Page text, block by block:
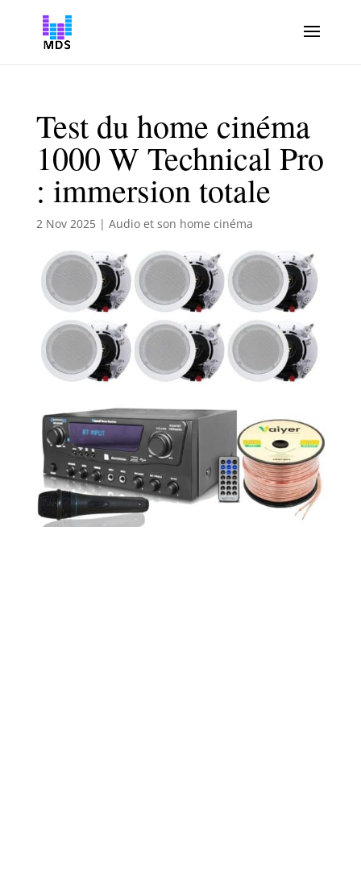
Test du home cinéma
1000 W Technical Pro
: immersion totale
2 Nov 2025| Audio et son home cinéma